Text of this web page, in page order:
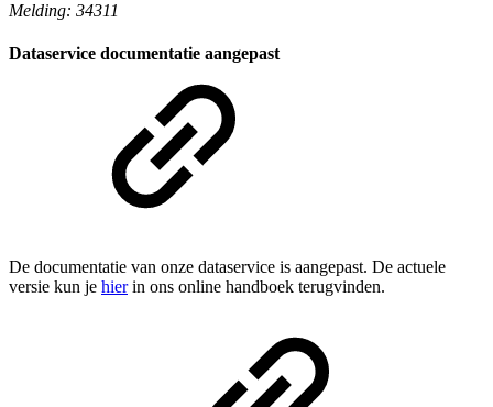
Melding: 34311
Dataservice documentatie aangepast
De documentatie van onze dataservice is aangepast. De actuele
versie kun je hierin ons online handboek terugvinden.